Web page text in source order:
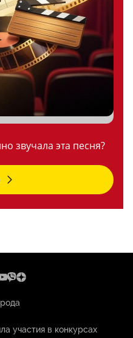
звучала эта песня?
участия в конкурсах